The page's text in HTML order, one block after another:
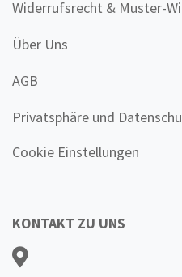
Widerrufsrecht & Muster-
Über Uns
AGB
Privatsphäre und
Cookie Einstellungen
KONTAKT ZU UNS